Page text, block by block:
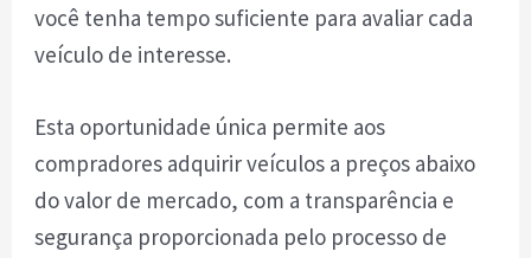
você tenha tempo suficiente para avaliar cada
veículo de interesse.
Esta oportunidade única permite aos
compradores adquirir veículos a preços abaixo
do valor de mercado, com a transparência e
segurança proporcionada pelo processo de